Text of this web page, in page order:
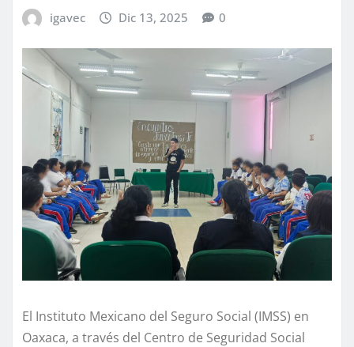
igavec Dic 13, 2025 0
El Instituto Mexicano del Seguro Social (IMSS) en
Oaxaca, a través del Centro de Seguridad Social